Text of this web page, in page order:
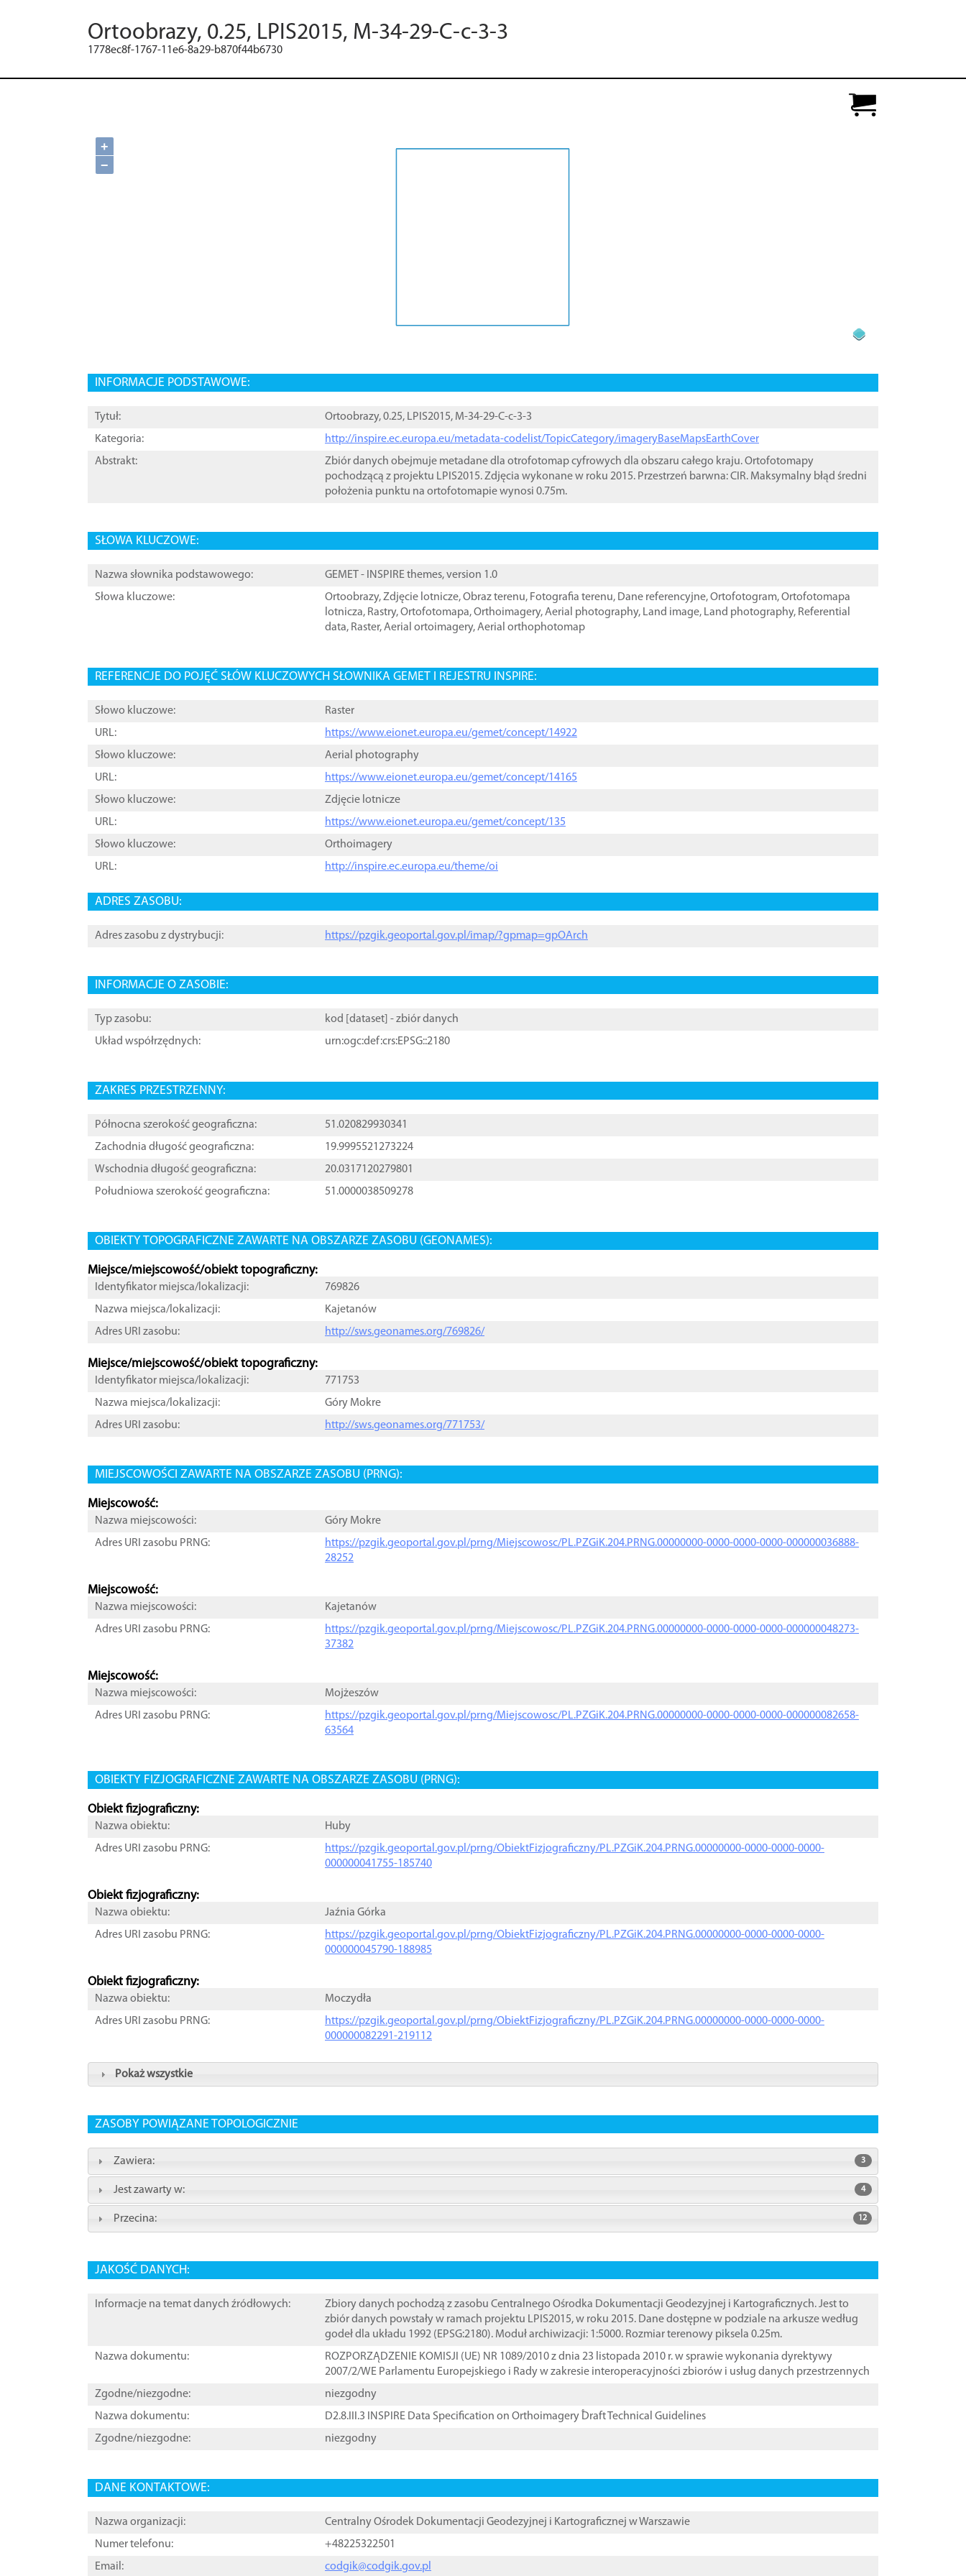
Ortoobrazy, 0.25, LPIS2015, M-34-29-C-c-3-3
1778ec8f-1767-11e6-8a29-b870f44b6730
+
−
INFORMACJE PODSTAWOWE:
Tytuł:
Ortoobrazy, 0.25, LPIS2015, M-34-29-C-c-3-3
Kategoria:
http://inspire.ec.europa.eu/metadata-codelist/TopicCategory/imageryBaseMapsEarthCover
Abstrakt:
Zbiór danych obejmuje metadane dla otrofotomap cyfrowych dla obszaru całego kraju. Ortofotomapy
pochodzącą z projektu LPIS2015. Zdjęcia wykonane w roku 2015. Przestrzeń barwna: CIR. Maksymalny błąd średni
położenia punktu na ortofotomapie wynosi 0.75m.
SŁOWA KLUCZOWE:
Nazwa słownika podstawowego:
GEMET - INSPIRE themes, version 1.0
Słowa kluczowe:
Ortoobrazy,Zdjęcie lotnicze,Obraz terenu, Fotografia terenu, Dane referencyjne,Ortofotogram,Ortofotomapa
lotnicza, Rastry,Ortofotomapa,Orthoimagery,Aerial photography, Land image, Land photography, Referential
data, Raster,Aerial ortoimagery,Aerial orthophotomap
REFERENCJE DO POJĘĆ SŁÓW KLUCZOWYCH SŁOWNIKA GEMET I REJESTRU INSPIRE:
Słowo kluczowe:
Raster
URL:
https://www.eionet.europa.eu/gemet/concept/14922
Słowo kluczowe:
Aerial photography
URL:
https://www.eionet.europa.eu/gemet/concept/14165
Słowo kluczowe:
Zdjęcie lotnicze
URL:
https://www.eionet.europa.eu/gemet/concept/135
Słowo kluczowe:
Orthoimagery
URL:
http://inspire.ec.europa.eu/theme/oi
ADRES ZASOBU:
Adres zasobu z dystrybucji: https://pzgik.geoportal.gov.pl/imap/?gpmap=gpOArch
INFORMACJE O ZASOBIE:
Typ zasobu: kod [ dataset ] - zbiór danych
Układ współrzędnych:
urn:ogc:def:crs:EPSG::2180
ZAKRES PRZESTRZENNY:
Północna szerokość geograficzna:
51.020829930341
Zachodnia długość geograficzna:
19.9995521273224
Wschodnia długość geograficzna:
20.0317120279801
Południowa szerokość geograficzna:
51.0000038509278
OBIEKTY TOPOGRAFICZNE ZAWARTE NA OBSZARZE ZASOBU (GEONAMES):
Miejsce/miejscowość/obiekt topograficzny:
Identyfikator miejsca/lokalizacji:
769826
Nazwa miejsca/lokalizacji:
Kajetanów
Adres URI zasobu:
http://sws.geonames.org/769826/
Miejsce/miejscowość/obiekt topograficzny:
Identyfikator miejsca/lokalizacji:
771753
Nazwa miejsca/lokalizacji:
Góry Mokre
Adres URI zasobu:
http://sws.geonames.org/771753/
MIEJSCOWOŚCI ZAWARTE NA OBSZARZE ZASOBU (PRNG):
Miejscowość:
Nazwa miejscowości:
Góry Mokre
Adres URI zasobu PRNG:
https://pzgik.geoportal.gov.pl/prng/Miejscowosc/PL.PZGiK.204.PRNG.00000000-0000-0000-0000-000000036888-
28252
Miejscowość:
Nazwa miejscowości:
Kajetanów
Adres URI zasobu PRNG:
https://pzgik.geoportal.gov.pl/prng/Miejscowosc/PL.PZGiK.204.PRNG.00000000-0000-0000-0000-000000048273-
37382
Miejscowość:
Nazwa miejscowości:
Mojżeszów
Adres URI zasobu PRNG:
https://pzgik.geoportal.gov.pl/prng/Miejscowosc/PL.PZGiK.204.PRNG.00000000-0000-0000-0000-000000082658-
63564
OBIEKTY FIZJOGRAFICZNE ZAWARTE NA OBSZARZE ZASOBU (PRNG):
Obiekt fizjograficzny:
Nazwa obiektu:
Huby
Adres URI zasobu PRNG:
https://pzgik.geoportal.gov.pl/prng/ObiektFizjograficzny/PL.PZGiK.204.PRNG.00000000-0000-0000-0000-
000000041755-185740
Obiekt fizjograficzny:
Nazwa obiektu:
Jaźnia Górka
Adres URI zasobu PRNG:
https://pzgik.geoportal.gov.pl/prng/ObiektFizjograficzny/PL.PZGiK.204.PRNG.00000000-0000-0000-0000-
000000045790-188985
Obiekt fizjograficzny:
Nazwa obiektu:
Moczydła
Adres URI zasobu PRNG:
https://pzgik.geoportal.gov.pl/prng/ObiektFizjograficzny/PL.PZGiK.204.PRNG.00000000-0000-0000-0000-
000000082291-219112
Pokaż wszystkie
ZASOBY POWIĄZANE TOPOLOGICZNIE
Zawiera: 3
Jest zawarty w: 4
Przecina: 12
JAKOŚĆ DANYCH:
Informacje na temat danych źródłowych:
Zbiory danych pochodzą z zasobu Centralnego Ośrodka Dokumentacji Geodezyjnej i Kartograficznych. Jest to
zbiór danych powstały w ramach projektu LPIS2015, w roku 2015. Dane dostępne w podziale na arkusze według
godeł dla układu 1992 (EPSG:2180). Moduł archiwizacji: 1:5000. Rozmiar terenowy piksela 0.25m.
Nazwa dokumentu:
ROZPORZĄDZENIE KOMISJI (UE) NR 1089/2010 z dnia 23 listopada 2010 r. w sprawie wykonania dyrektywy
2007/2/WE Parlamentu Europejskiego i Rady w zakresie interoperacyjności zbiorów i usług danych przestrzennych
Zgodne/niezgodne:
niezgodny
Nazwa dokumentu:
D2.8.III.3 INSPIRE Data Specification on Orthoimagery ֠Draft Technical Guidelines
Zgodne/niezgodne:
niezgodny
DANE KONTAKTOWE:
Nazwa organizacji:
Centralny Ośrodek Dokumentacji Geodezyjnej i Kartograficznej w Warszawie
Numer telefonu:
+48225322501
Email:
codgik@codgik.gov.pl